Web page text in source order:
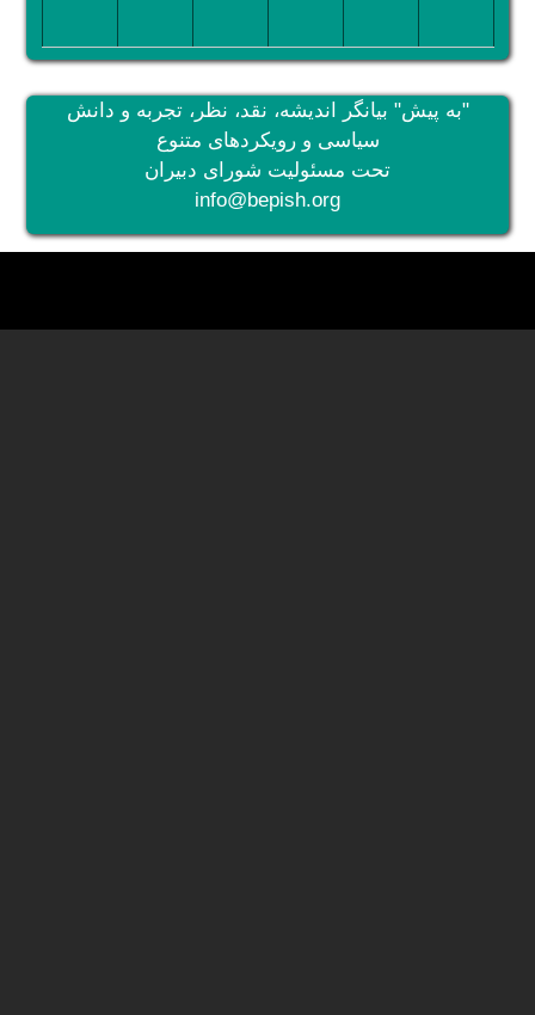
"به پیش" بیانگر اندیشه، نقد، نظر، تجربه و دانش
سیاسی و رویکردهای متنوع
تحت مسئولیت شورای دبیران
info@bepish.org